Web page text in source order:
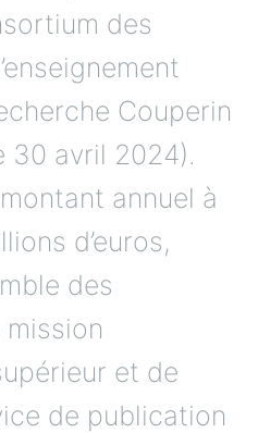
des
Couperin
30 avril 2024).
annuel à
d’euros,
des
et de
de publication